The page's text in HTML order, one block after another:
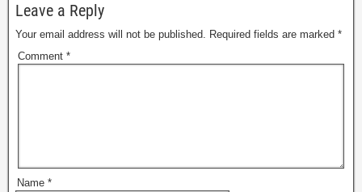
Leave a Reply
Your email address will not be published. Required fields are marked *
Comment *
Name *